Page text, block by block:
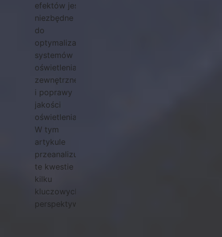
efektów jest
niezbędne
do
optymalizacji
systemów
oświetlenia
zewnętrznego
i poprawy
jakości
oświetlenia.
W tym
artykule
przeanalizujemy
te kwestie z
kilku
kluczowych
perspektyw.